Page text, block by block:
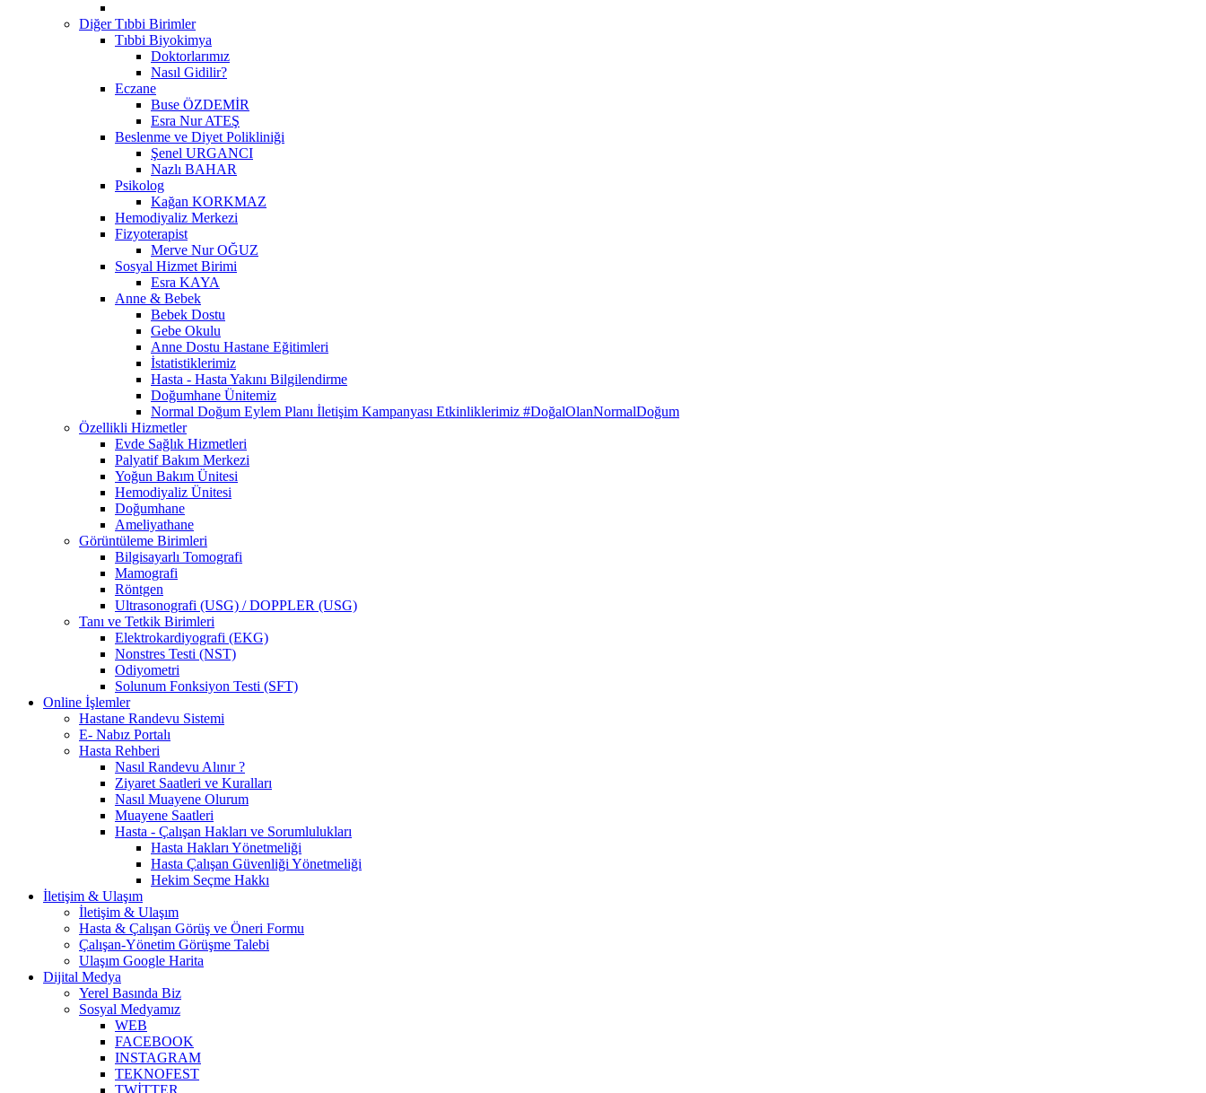
Diğer Tıbbi Birimler
Tıbbi Biyokimya
Doktorlarımız
Nasıl Gidilir?
Eczane
Buse ÖZDEMİR
Esra Nur ATEŞ
Beslenme ve Diyet Polikliniği
Şenel URGANCI
Nazlı BAHAR
Psikolog
Kağan KORKMAZ
Hemodiyaliz Merkezi
Fizyoterapist
Merve Nur OĞUZ
Sosyal Hizmet Birimi
Esra KAYA
Anne & Bebek
Bebek Dostu
Gebe Okulu
Anne Dostu Hastane Eğitimleri
İstatistiklerimiz
Hasta - Hasta Yakını Bilgilendirme
Doğumhane Ünitemiz
Normal Doğum Eylem Planı İletişim Kampanyası Etkinliklerimiz #DoğalOlanNormalDoğum
Özellikli Hizmetler
Evde Sağlık Hizmetleri
Palyatif Bakım Merkezi
Yoğun Bakım Ünitesi
Hemodiyaliz Ünitesi
Doğumhane
Ameliyathane
Görüntüleme Birimleri
Bilgisayarlı Tomografi
Mamografi
Röntgen
Ultrasonografi (USG) / DOPPLER (USG)
Tanı ve Tetkik Birimleri
Elektrokardiyografi (EKG)
Nonstres Testi (NST)
Odiyometri
Solunum Fonksiyon Testi (SFT)
Online İşlemler
Hastane Randevu Sistemi
E- Nabız Portalı
Hasta Rehberi
Nasıl Randevu Alınır ?
Ziyaret Saatleri ve Kuralları
Nasıl Muayene Olurum
Muayene Saatleri
Hasta - Çalışan Hakları ve Sorumlulukları
Hasta Hakları Yönetmeliği
Hasta Çalışan Güvenliği Yönetmeliği
Hekim Seçme Hakkı
İletişim & Ulaşım
İletişim & Ulaşım
Hasta & Çalışan Görüş ve Öneri Formu
Çalışan-Yönetim Görüşme Talebi
Ulaşım Google Harita
Dijital Medya
Yerel Basında Biz
Sosyal Medyamız
WEB
FACEBOOK
INSTAGRAM
TEKNOFEST
TWİTTER